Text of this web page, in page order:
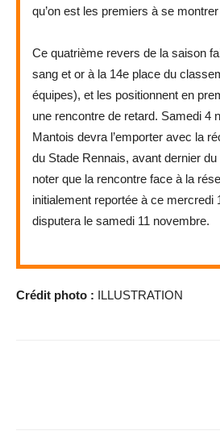
qu’on est les premiers à se
Ce quatrième revers de la saison
sang et or à la 14e place du
équipes), et les positionnent en
une rencontre de retard. Samedi 4
Mantois devra l’emporter avec la
du Stade Rennais, avant dernier
noter que la rencontre face à la
initialement reportée à ce mercredi
disputera le samedi 11 novembre.
Crédit photo : ILLUSTRATION